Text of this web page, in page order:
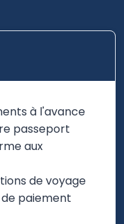
à l'avance
passeport
aux
de voyage
paiement